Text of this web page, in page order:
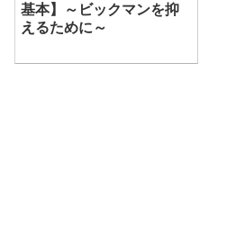
基本】～ビックマンを抑
えるために～